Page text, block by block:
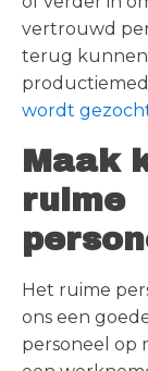
vertrouwd
terug kunnen
wordt
Maak
ruime
Het ruime
ons een
personeel op